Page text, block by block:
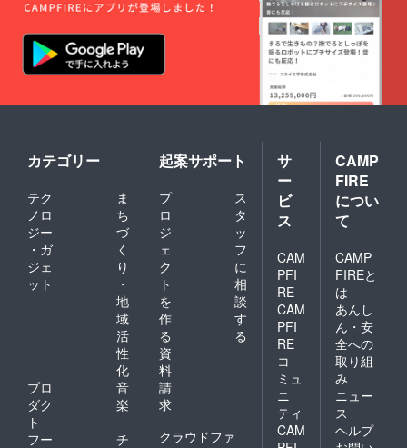
カテゴリー
テク
ノロ
ジー
・ガ
ジェ
ット
ま
ち
づ
く
り
・
地
域
活
性
化
プロ
ダク
ト
音
楽
フー
チ
起案サポート
プ
ロ
ジ
ェ
ク
ト
を
作
る
ス
タ
ッ
フ
に
相
談
す
る
資
料
請
求
クラウドファ
サ
ー
ビ
ス
CAM
PFI
RE
CAM
PFI
RE
コ
ミュ
ニ
ティ
CAM
CAMP
FIRE
につい
て
CAMP
FIREと
は
あんし
ん・安
全への
取り組
み
ニュー
ス
ヘルプ